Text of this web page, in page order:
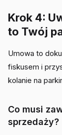
Krok 4:
to Twój
Umowa to
fiskusem i
kolanie na
Co musi
sprzedaży?